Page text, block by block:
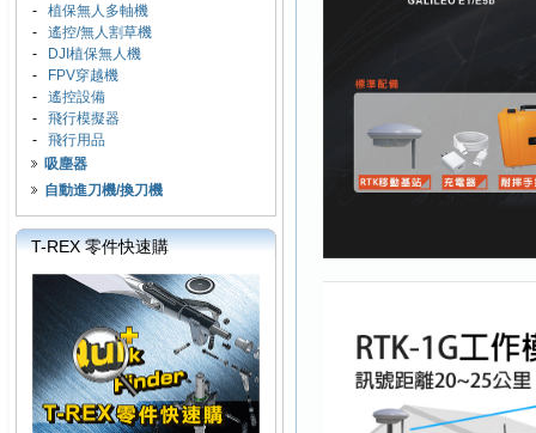
- 植保無人多軸機
- 遙控/無人割草機
-
DJI植保無人機
-
FPV穿越機
- 遙控設備
- 飛行模擬器
- 飛行用品
吸塵器
自動進刀機/換刀機
T-REX 零件快速購